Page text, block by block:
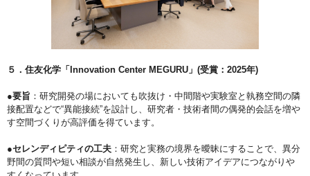
５．住友化学「Innovation Center MEGURU」(受賞：2025年)
●要旨 ：研究開発の場においても吹抜け・中間階や実験室と執務空間の隣
接配置などで“異能接続”を設計し、研究者・技術者間の偶発的会話を増や
す空間づくりが高評価を得ています。
●セレンディピティの工夫 ：研究と実務の境界を曖昧にすることで、異分
野間の質問や短い相談が自然発生し、新しい技術アイデアにつながりや